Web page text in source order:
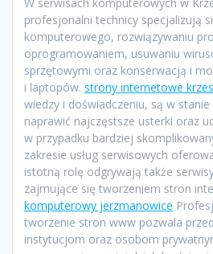
profesjonalni technicy specjalizują
komputerowego, rozwiązywaniu
oprogramowaniem, usuwaniu
sprzętowymi oraz konserwacją i
i laptopów. strony internetowe
wiedzy i doświadczeniu, są w
naprawić najczęstsze usterki oraz
w przypadku bardziej
zakresie usług serwisowych
istotną rolę odgrywają także
zajmujące się tworzeniem stron
komputerowy jerzmanowice
tworzenie stron www pozwala
instytucjom oraz osobom